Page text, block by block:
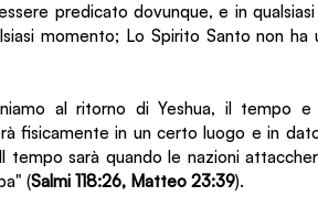
predicato dovunque, e in
momento; Lo Spirito Santo non
al ritorno di Yeshua, il tempo
fisicamente in un certo luogo e in
tempo sarà quando le nazioni
(Salmi 118:26, Matteo 23:39).